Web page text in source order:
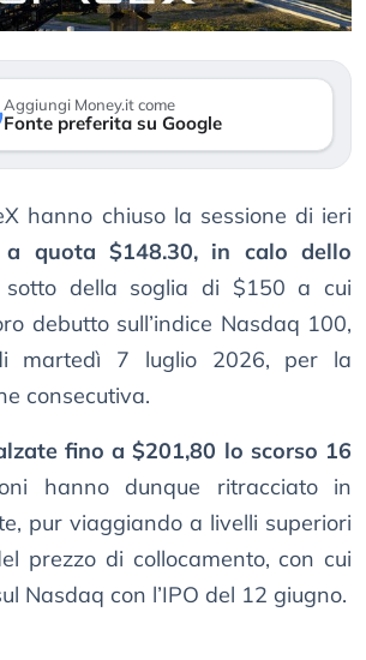
Aggiungi Money.it come
Fonte preferita su Google
hanno chiuso la sessione di ieri
a quota $148.30, in calo dello
della soglia di $150 a cui
debutto sull’indice Nasdaq 100,
martedì 7 luglio 2026, per la
consecutiva.
fino a $201,80 lo scorso 16
hanno dunque ritracciato in
pur viaggiando a livelli superiori
prezzo di collocamento, con cui
Nasdaq con l’IPO del 12 giugno.